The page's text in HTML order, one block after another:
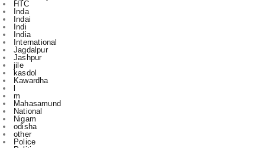
International
Jagdalpur
Jashpur
jile
kasdol
Kawardha
l
m
Mahasamund
National
Nigam
odisha
other
Police
Politics
r
Raipur
Raipur in
Rajnandgaon